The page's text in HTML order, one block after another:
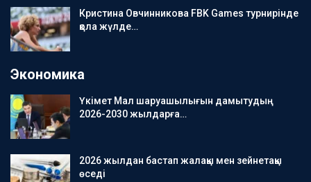
Кристина Овчинникова FBK Games турнирінде
қола жүлде…
Экономика
Үкімет Мал шаруашылығын дамытудың
2026-2030 жылдарға…
2026 жылдан бастап жалақы мен зейнетақы
өседі